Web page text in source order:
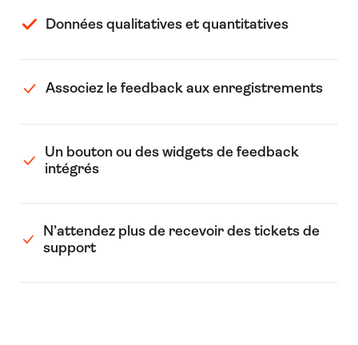
Données qualitatives et quantitatives
Associez le feedback aux enregistrements
Un bouton ou des widgets de feedback
intégrés
N’attendez plus de recevoir des tickets de
support